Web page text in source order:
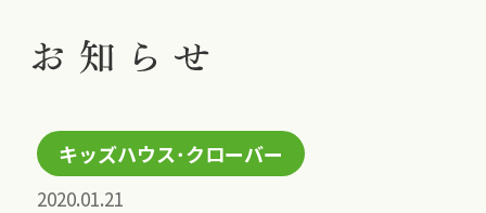
キッズハウス･クローバー
2020.01.21